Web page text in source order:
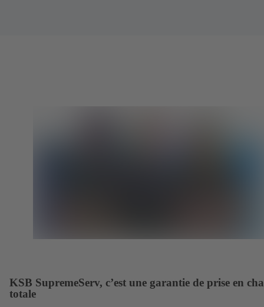
KSB SupremeServ, c’est une garantie de prise en
totale